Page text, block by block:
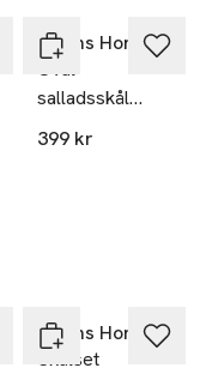
Åhléns Home
Oval
salladsskål
SKIRA 34,4x21
399 kr
Åhléns Home
Skålset